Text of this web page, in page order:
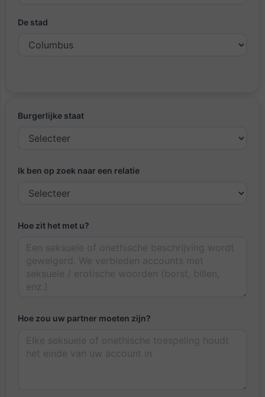
De stad
Burgerlijke staat
Ik ben op zoek naar een relatie
Hoe zit het met u?
Hoe zou uw partner moeten zijn?